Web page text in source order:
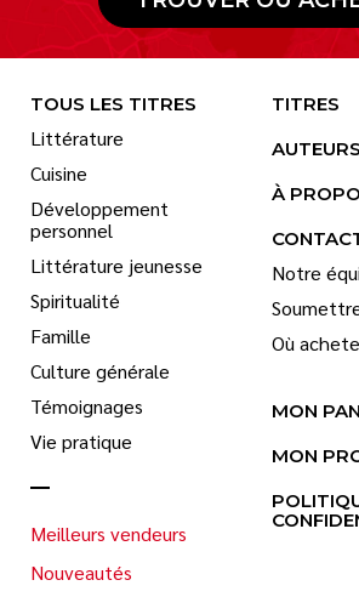
TOUS LES TITRES
Littérature
Cuisine
Développement
personnel
Littérature jeunesse
Spiritualité
Famille
Culture générale
Témoignages
Vie pratique
Meilleurs vendeurs
Nouveautés
TITRES
AUTEURS
À
Notre
Où
MON
MON